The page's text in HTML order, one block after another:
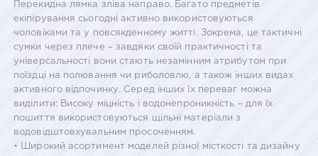
Перекидна лямка зліва направо. Багато предметів
екіпірування сьогодні активно використовуються
чоловіками та у повсякденному житті. Зокрема, це тактичні
сумки через плече – завдяки своїй практичності та
універсальності вони стають незамінним атрибутом при
поїздці на полювання чи риболовлю, а також інших видах
активного відпочинку. Серед інших їх переваг можна
виділити: Високу міцність і водонепроникність – для їх
пошиття використовуються щільні матеріали з
водовідштовхувальним просоченням.
• Широкий асортимент моделей різної місткості та дизайну